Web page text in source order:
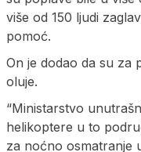
više od 150 ljudi
pomoć.
On je dodao da su za
oluje.
“Ministarstvo
helikoptere u to
za noćno osmatranje